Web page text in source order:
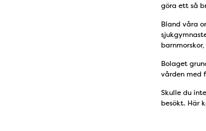
göra ett så
Bland våra
Bolaget
vården med
Skulle du
besökt. Här